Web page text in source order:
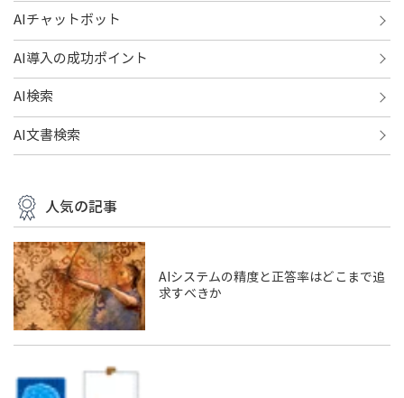
AIチャットボット
AI導入の成功ポイント
AI検索
AI文書検索
人気の記事
AIシステムの精度と正答率はどこまで追
求すべきか